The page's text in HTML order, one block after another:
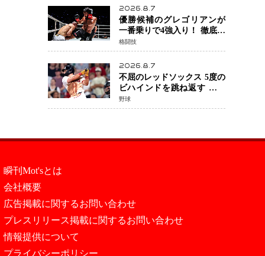
号
2026.8.7
優勝候補のグレゴリアンが
一番乗りで4強入り！ 徹底し
たローキックでウスビャン
を攻略、判定勝利
格闘技
2026.8.7
不屈のレッドソックス 5度の
ビハインドを跳ね返す 延長
13回サヨナラ勝ち 吉田正尚
選手も2安打1打点で貢献 4得
野球
瞬刊Mot'sとは
会社概要
広告掲載に関するお問い合わせ
プレスリリース掲載に関するお問い合わせ
情報提供について
プライバシーポリシー